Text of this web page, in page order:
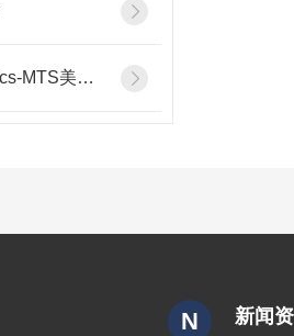
Temposonics-MTS美斯特
N 新闻